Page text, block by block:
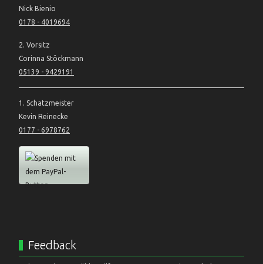
Nick Bienio
0178 - 4019694
2. Vorsitz
Corinna Stöckmann
05139 - 9429191
1. Schatzmeister
Kevin Reinecke
0177 - 6978762
Feedback